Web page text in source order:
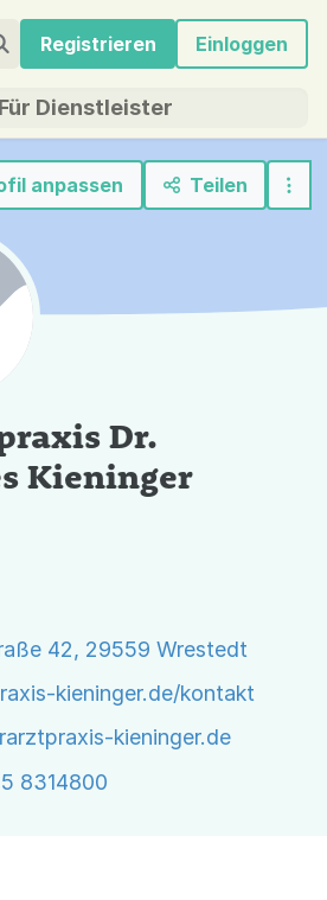
Registrieren Einloggen
Für Dienstleister
anpassen Teilen
Dr.
Kieninger
42, 29559 Wrestedt
kieninger.de/kontakt
kieninger.de
8314800